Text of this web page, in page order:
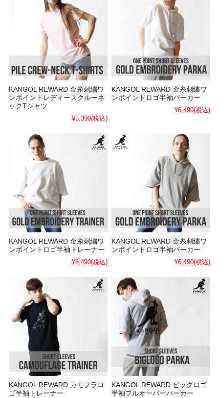
KANGOL REWARD 金糸刺繍ワ
ンポイントレディースクルーネ
ックTシャツ
¥5,390(税込)
KANGOL REWARD 金糸刺繍ワ
ンポイントロゴ半袖パーカー
¥6,490(税込)
KANGOL REWARD 金糸刺繍ワ
ンポイントロゴ半袖トレーナー
¥6,490(税込)
KANGOL REWARD 金糸刺繍ワ
ンポイントロゴ半袖パーカー
¥6,490(税込)
KANGOL REWARD カモフラロ
ゴ半袖トレーナー
KANGOL REWARD ビッグロゴ
半袖プルオーバーパーカー